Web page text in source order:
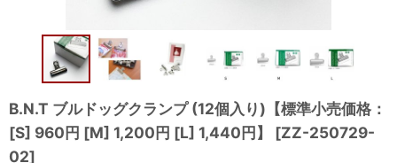
B.N.T ブルドッグクランプ (12個入り)【標準小売価格：
[S] 960円 [M] 1,200円 [L] 1,440円】
[ZZ-250729-
02]